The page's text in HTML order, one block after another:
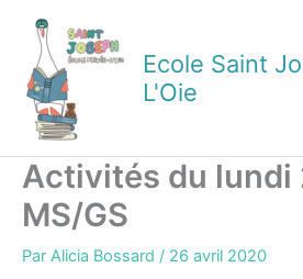
contenu
Ecole Saint
L'Oie
Activités du lundi
MS/GS
Par Alicia Bossard / 26 avril 2020